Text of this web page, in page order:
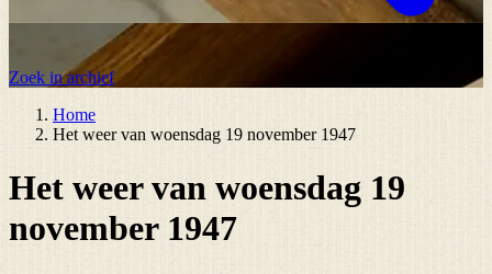
Zoek in archief
Home
Het weer van woensdag 19 november 1947
Het weer van woensdag 19
november 1947